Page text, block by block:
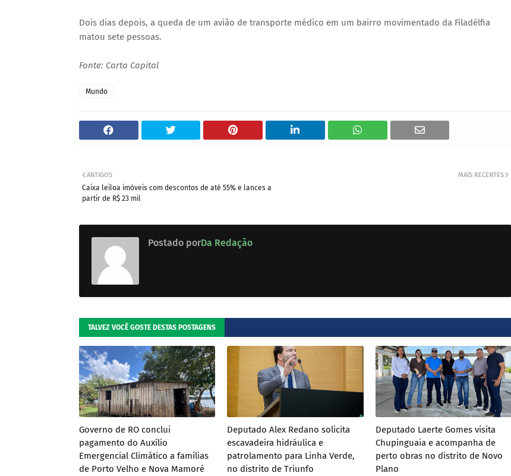
Dois dias depois, a queda de um avião de transporte médico em um bairro movimentado da Filadélfia
matou sete pessoas.
Fonte: Carta Capital
Mundo
MAIS RECENTES
ANTIGOS
Caixa leiloa imóveis com descontos de até 55% e lances a
partir de R$ 23 mil
Postado porDa Redação
TALVEZ VOCÊ GOSTE DESTAS POSTAGENS
Governo de RO conclui
pagamento do Auxílio
Emergencial Climático a famílias
de Porto Velho e Nova Mamoré
Deputado Alex Redano solicita
escavadeira hidráulica e
patrolamento para Linha Verde,
no distrito de Triunfo
Deputado Laerte Gomes visita
Chupinguaia e acompanha de
perto obras no distrito de Novo
Plano